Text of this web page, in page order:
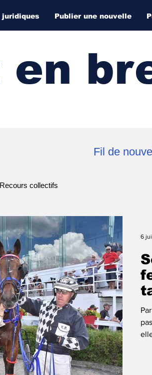
juridiques Publier une nouvelle
en
Fil de
Recours collectifs
6